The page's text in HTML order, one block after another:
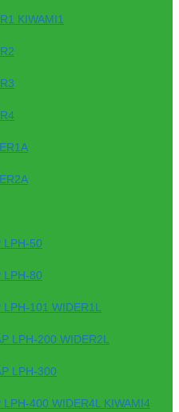
KIWAMI1
LPH-50
LPH-80
LPH-101 WIDER1L
LPH-200 WIDER2L
LPH-300
400 WIDER4L KIWAMI4